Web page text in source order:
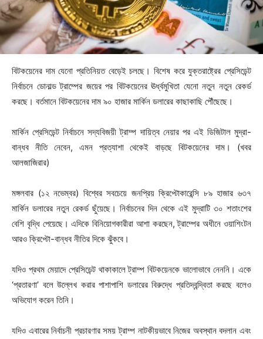
বিটকয়েনের দাম যেনো প্রতিনিয়ত বেড়েই চলছে। বিশেষ করে যুক্তরাষ্ট্রের প্রেসিডেন্ট
নির্বাচনে ডোনাল্ড ট্রাম্পের জয়ের পর বিটকয়েনের ঊর্ধ্বমুখিতা যেনো নতুন নতুন রেকর্ড
করছে। বর্তমানে বিটকয়েনের দাম ৯০ হাজার মার্কিন ডলারের কাছাকাছি পৌঁছেছে।
মার্কিন প্রেসিডেন্ট নির্বাচনে সদ্যবিজয়ী ট্রাম্প দায়িত্ব নেয়ার পর এই ডিজিটাল মুদ্রা-
বান্ধব নীতি নেবেন, এমন প্রত্যাশা থেকেই বাড়ছে বিটকয়েনের দাম। (খবর
আলজাজিরার)
মঙ্গলবার (১২ নভেম্বর) বিশ্বের সবচেয়ে জনপ্রিয় ক্রিপ্টোকারেন্সি ৮৯ হাজার ৬৩৭
মার্কিন ডলারের নতুন রেকর্ড ছুঁয়েছে। নির্বাচনের দিন থেকে এই মুদ্রাটি ৩০ শতাংশের
বেশি বৃদ্ধি পেয়েছে। এদিকে বিনিয়োগকারীরা আশা করছেন, ট্রাম্পের অধীনে ওয়াশিংটন
আরও ক্রিপ্টো-বান্ধব নীতির দিকে ঝুঁকবে।
যদিও প্রথম মেয়াদে প্রেসিডেন্ট থাকাকালে ট্রাম্প বিটকয়েনকে ভালোভাবে নেননি। একে
‘প্রতারণা’ বলে উল্লেখ করার পাশাপাশি ডলারের বিরুদ্ধে প্রতিদ্বন্দ্বিতা করছে বলেও
অভিযোগ করেন তিনি।
যদিও এবারের নির্বাচনী প্রচারণার সময় ট্রাম্প নাটকীয়ভাবে নিজের অবস্থান বদলান এবং